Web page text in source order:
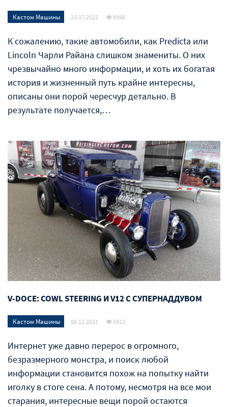
Кастом Машины 23.07.2022 9996
К сожалению, такие автомобили, как Predicta или
Lincoln Чарли Райана слишком знамениты. О них
чрезвычайно много информации, и хоть их богатая
история и жизненный путь крайне интересны,
описаны они порой чересчур детально. В
результате получается,…
V-DOCE: COWL STEERING И V12 С СУПЕРНАДДУВОМ
Кастом Машины 06.12.2021 5813
Интернет уже давно перерос в огромного,
безразмерного монстра, и поиск любой
информации становится похож на попытку найти
иголку в стоге сена. А потому, несмотря на все мои
старания, интересные вещи порой остаются